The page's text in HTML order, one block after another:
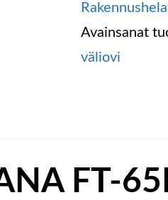
Avainsanat
väliovi
FT-